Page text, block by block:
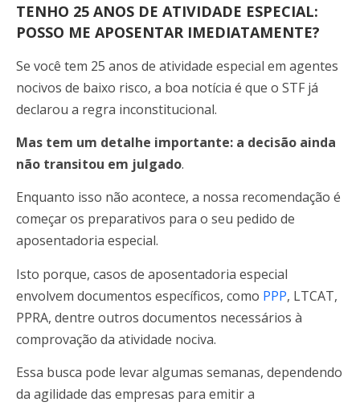
TENHO 25 ANOS DE ATIVIDADE ESPECIAL:
POSSO ME APOSENTAR IMEDIATAMENTE?
Se você tem 25 anos de atividade especial em agentes
nocivos de baixo risco, a boa notícia é que o STF já
declarou a regra inconstitucional.
Mas tem um detalhe importante: a decisão ainda
não transitou em julgado.
Enquanto isso não acontece, a nossa recomendação é
começar os preparativos para o seu pedido de
aposentadoria especial.
Isto porque, casos de aposentadoria especial
envolvem documentos específicos, como PPP, LTCAT,
PPRA, dentre outros documentos necessários à
comprovação da atividade nociva.
Essa busca pode levar algumas semanas, dependendo
da agilidade das empresas para emitir a